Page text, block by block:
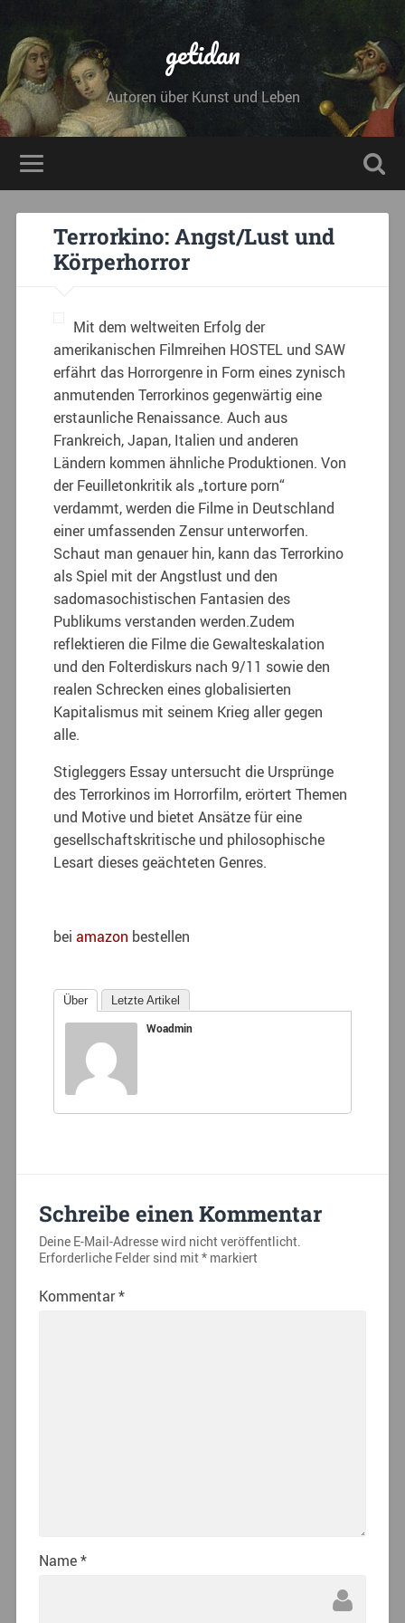
getidan
Autoren über Kunst und Leben
Terrorkino: Angst/Lust und
Körperhorror
Mit dem weltweiten Erfolg der
amerikanischen Filmreihen HOSTEL und SAW
erfährt das Horrorgenre in Form eines zynisch
anmutenden Terrorkinos gegenwärtig eine
erstaunliche Renaissance. Auch aus
Frankreich, Japan, Italien und anderen
Ländern kommen ähnliche Produktionen. Von
der Feuilletonkritik als „torture porn“
verdammt, werden die Filme in Deutschland
einer umfassenden Zensur unterworfen.
Schaut man genauer hin, kann das Terrorkino
als Spiel mit der Angstlust und den
sadomasochistischen Fantasien des
Publikums verstanden werden.Zudem
reflektieren die Filme die Gewalteskalation
und den Folterdiskurs nach 9/11 sowie den
realen Schrecken eines globalisierten
Kapitalismus mit seinem Krieg aller gegen
alle.
Stigleggers Essay untersucht die Ursprünge
des Terrorkinos im Horrorfilm, erörtert Themen
und Motive und bietet Ansätze für eine
gesellschaftskritische und philosophische
Lesart dieses geächteten Genres.
beiamazon bestellen
Über Letzte Artikel
Woadmin
Schreibe einen Kommentar
Deine E-Mail-Adresse wird nicht veröffentlicht.
Erforderliche Felder sind mit*markiert
Kommentar*
Name*